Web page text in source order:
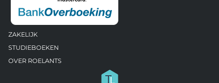
ZAKELIJK
STUDIEBOEKEN
OVER ROELANTS